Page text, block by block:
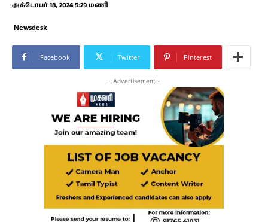
அக்டோபர் 18, 2024 5:29 மணி
Newsdesk
Facebook Twitter Pinterest
- Advertisement -